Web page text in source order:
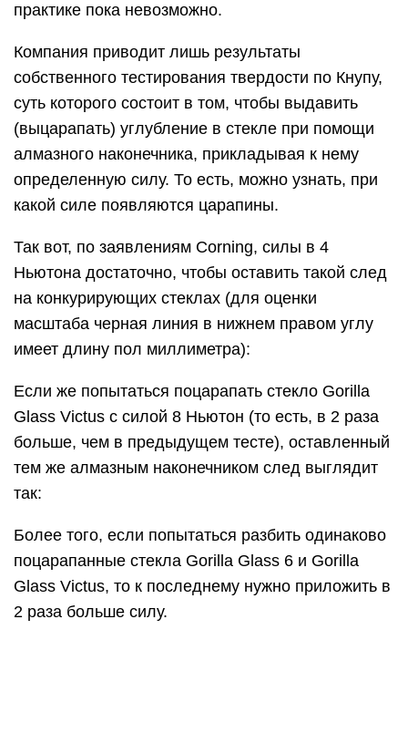
практике пока невозможно.
Компания приводит лишь результаты
собственного тестирования твердости по Кнупу,
суть которого состоит в том, чтобы выдавить
(выцарапать) углубление в стекле при помощи
алмазного наконечника, прикладывая к нему
определенную силу. То есть, можно узнать, при
какой силе появляются царапины.
Так вот, по заявлениям Corning, силы в 4
Ньютона достаточно, чтобы оставить такой след
на конкурирующих стеклах (для оценки
масштаба черная линия в нижнем правом углу
имеет длину пол миллиметра):
Если же попытаться поцарапать стекло Gorilla
Glass Victus с силой 8 Ньютон (то есть, в 2 раза
больше, чем в предыдущем тесте), оставленный
тем же алмазным наконечником след выглядит
так:
Более того, если попытаться разбить одинаково
поцарапанные стекла Gorilla Glass 6 и Gorilla
Glass Victus, то к последнему нужно приложить в
2 раза больше силу.